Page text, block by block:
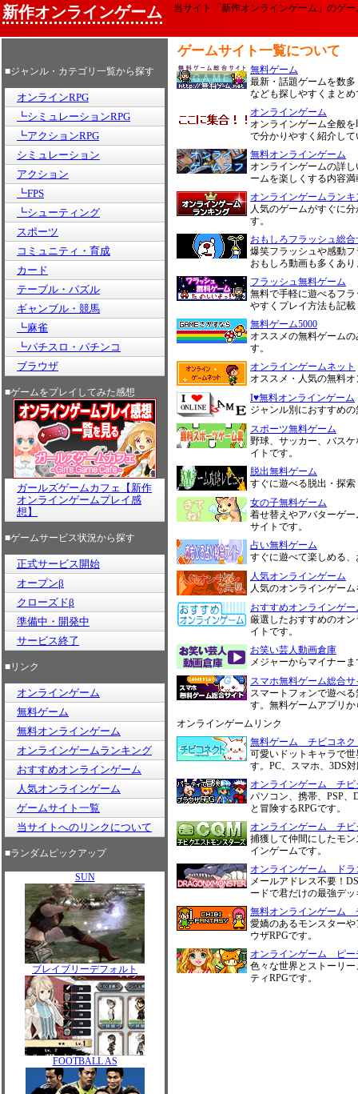
新作オンラインゲーム 当サイト「新作オンラインゲーム」のゲ
■ジャンル・カテゴリ一覧から探す
オンラインRPG
┗シミュレーションRPG
┗アクションRPG
シミュレーション
アクション
┗FPS
┗シューティング
スポーツ
コミュニティ・育成
カード
テーブル・パズル
ギャンブル・競馬
┗麻雀
┗パチスロ・パチンコ
ブラウザ
■ゲームをプレイしてみた感想
ガールズゲームカフェ【新作
オンラインゲームプレイ感
想】
■ゲームサービス状況から探す
正式サービス開始
オープンβ
クローズドβ
準備中・開発中
サービス終了
■リンク
オンラインゲーム
無料ゲーム
無料オンラインゲーム
オンラインゲームランキング
おすすめオンラインゲーム
人気オンラインゲーム
ゲームサイト一覧
当サイトへのリンクについて
■ランダムピックアップ
SUN
ブレイブリーデフォルト
FOOTBALL AS
ゲームサイト一覧について
無料ゲーム
最新・話題ゲームを数
なども探しやすくまと
オンラインゲーム
オンラインゲーム全般
で分かりやすく紹介して
無料オンラインゲーム
オンラインゲームの詳
ームを楽しくする内容
オンラインゲームランキ
人気のゲームがすぐに
す。
おもしろフラッシュ総合
爆笑フラッシュや感動
おもしろ動画も多くあり
フラッシュ無料ゲーム
無料で手軽に遊べるフ
やすくプレイ方法も記載
無料ゲーム5000
オススメの無料ゲーム
す。
オンラインゲームネット
オススメ・人気の無料
I♥無料オンラインゲーム
ジャンル別におすすめ
スポーツ無料ゲーム
野球、サッカー、バス
イトです。
脱出無料ゲーム
すぐに遊べる脱出・探
女の子無料ゲーム
着せ替えやアバターゲ
サイトです。
占い無料ゲーム
すぐに遊べて楽しめる
人気オンラインゲーム
人気のオンラインゲー
おすすめオンラインゲー
厳選したおすすめのオ
イトです。
お笑い芸人動画倉庫
メジャーからマイナー
スマホ無料ゲーム総合サ
スマートフォンで遊べ
す。無料ゲームアプリ
オンラインゲームリンク
無料ゲーム チビコネク
可愛いドットキャラで
す。PC、スマホ、3DS
オンラインゲーム チビ
パソコン、携帯、PSP
と冒険するRPGです。
オンラインゲーム チビ
捕獲して仲間にしたモ
インゲームです。
オンラインゲーム ドラ
メールアドレス不要！
ードで君だけの最強デ
無料オンラインゲーム
愛嬌のあるモンスター
ウザRPGです。
オンラインゲーム ピー
色々な世界とストーリ
ティRPGです。